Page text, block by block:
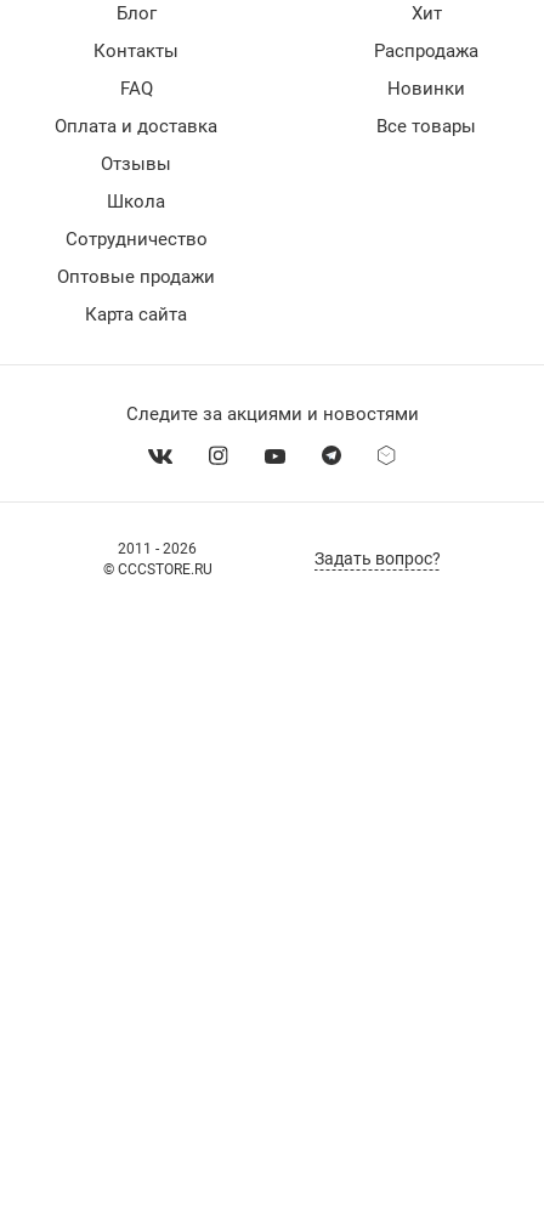
2011 - 2026
© CCCSTORE.RU
Задать вопрос?
Блог
Контакты
FAQ
Оплата и доставка
Отзывы
Школа
Сотрудничество
Оптовые продажи
Карта сайта
Хит
Распродажа
Новинки
Все товары
Следите за акциями и новостями